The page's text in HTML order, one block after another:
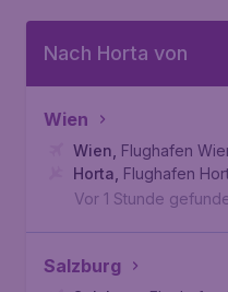
Nach Horta von
Wien
Wien Flughafen
Horta Flughafen
Vor 1 Stunde
Salzburg